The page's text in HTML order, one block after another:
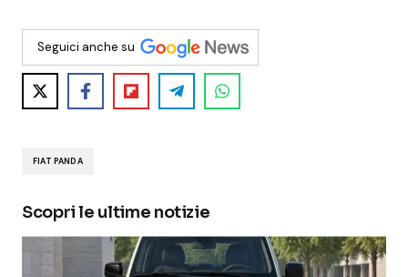
Seguici anche su
FIAT PANDA
Scopri le ultime notizie